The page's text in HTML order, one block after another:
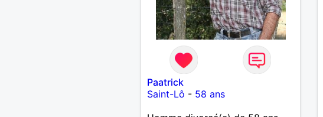
Paatrick
Saint-Lô - 58 ans